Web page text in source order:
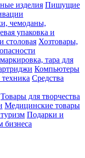
изделия Пишущие
чемоданы,
упаковка и
столовая Хозтовары,
тара для
Компьютеры
Средства
Товары для творчества
Медицинские товары
Подарки и
бизнеса